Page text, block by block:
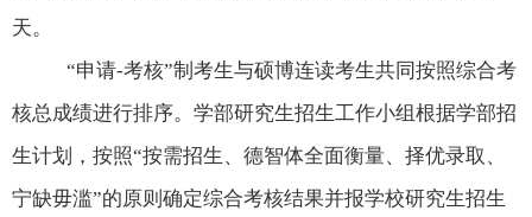
天。
“申请-考核”制考生与硕博连读考生共同按照综合考
核总成绩进行排序。学部研究生招生工作小组根据学部招
生计划，按照“按需招生、德智体全面衡量、择优录取、
宁缺毋滥”的原则确定综合考核结果并报学校研究生招生